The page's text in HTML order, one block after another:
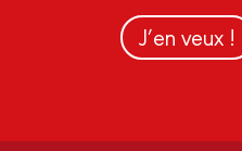
J’en veux !